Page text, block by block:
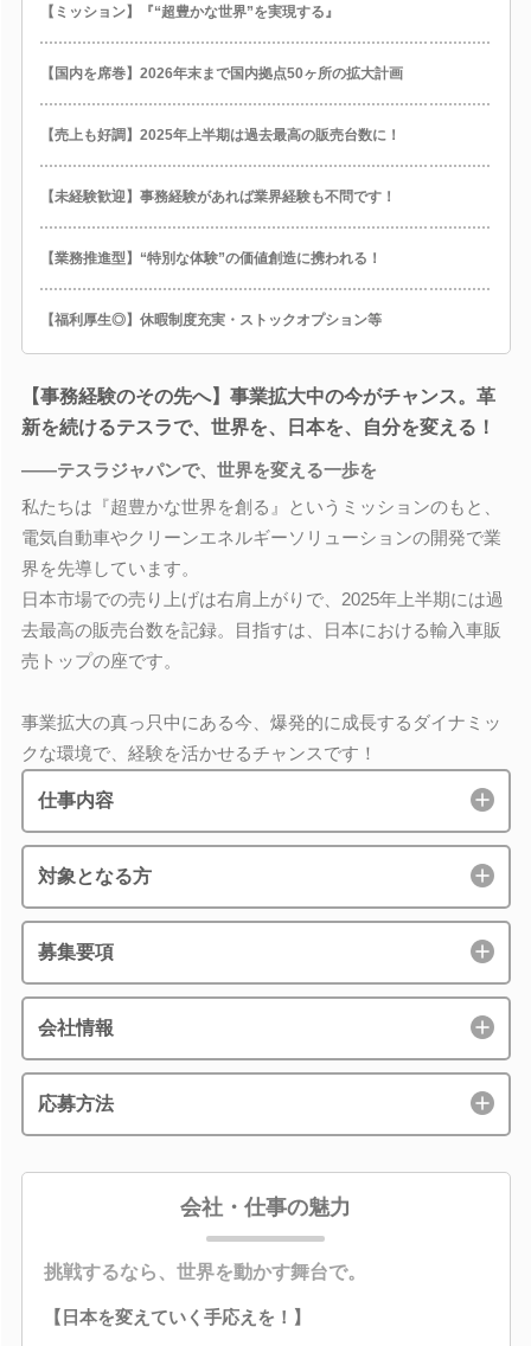
【ミッション】『“超豊かな世界”を実現する』
【国内を席巻】2026年末まで国内拠点50ヶ所の拡大計画
【売上も好調】2025年上半期は過去最高の販売台数に！
【未経験歓迎】事務経験があれば業界経験も不問です！
【業務推進型】“特別な体験”の価値創造に携われる！
【福利厚生◎】休暇制度充実・ストックオプション等
【事務経験のその先へ】事業拡大中の今がチャンス。革
新を続けるテスラで、世界を、日本を、自分を変える！
――テスラジャパンで、世界を変える一歩を
私たちは『超豊かな世界を創る』というミッションのもと、
電気自動車やクリーンエネルギーソリューションの開発で業
界を先導しています。
日本市場での売り上げは右肩上がりで、2025年上半期には過
去最高の販売台数を記録。目指すは、日本における輸入車販
売トップの座です。
事業拡大の真っ只中にある今、爆発的に成長するダイナミッ
クな環境で、経験を活かせるチャンスです！
仕事内容
対象となる方
募集要項
会社情報
応募方法
会社・仕事の魅力
挑戦するなら、世界を動かす舞台で。
【日本を変えていく手応えを！】